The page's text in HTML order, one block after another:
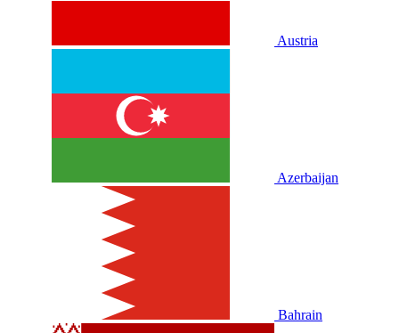
Austria
Azerbaijan
Bahrain